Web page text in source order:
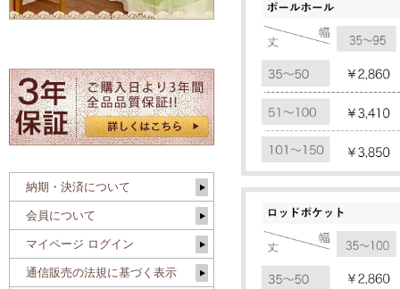
納期・決済について
会員について
マイページ ログイン
通信販売の法規に基づく表示